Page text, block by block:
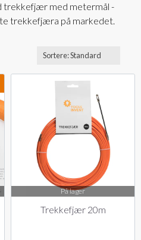
trekkefjær med metermål -
trekkefjæra på markedet.
På lager
Trekkefjær 20m